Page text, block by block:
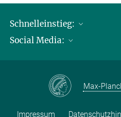
Schnelleinstieg:
Publikationen
Kontakt und
Social Media:
Max-
Impressum